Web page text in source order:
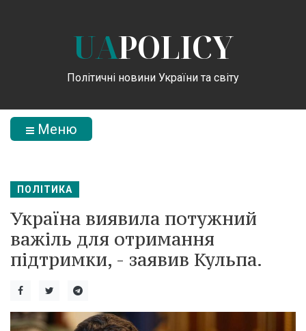
UAPOLICY
Політичні новини України та світу
Меню
ПОЛІТИКА
Україна виявила потужний
важіль для отримання
підтримки, - заявив Кульпа.